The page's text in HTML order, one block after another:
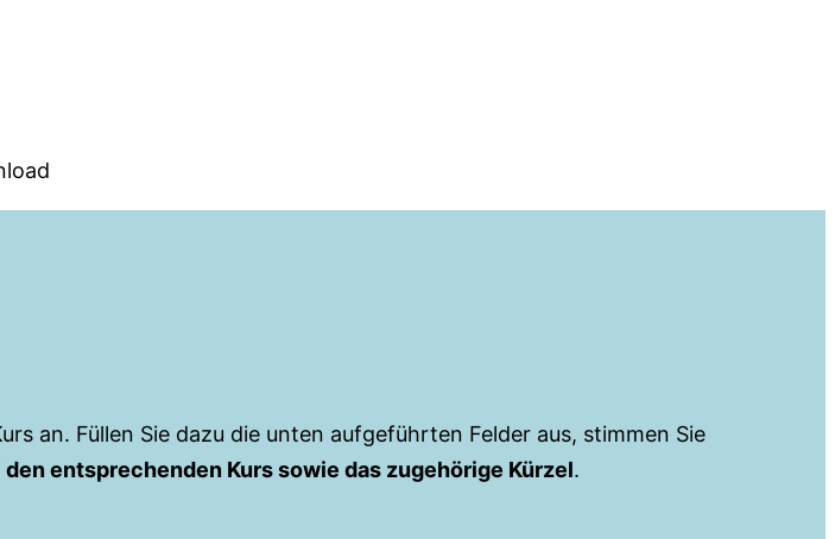
an. Füllen Sie dazu die unten aufgeführten Felder aus, stimmen Sie
den entsprechenden Kurs sowie das zugehörige Kürzel.